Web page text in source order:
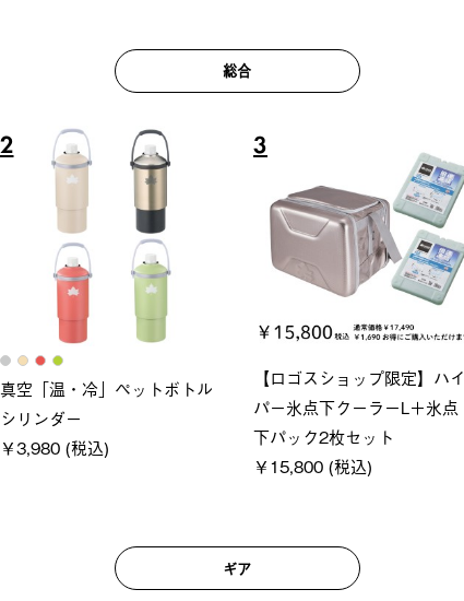
総合
6
ポケモン Tシャツ
￥5,700 (税込)
7
グランベーシック スペースベ
ース・オクタゴン-BJ
￥209,000 (税込)
ギア